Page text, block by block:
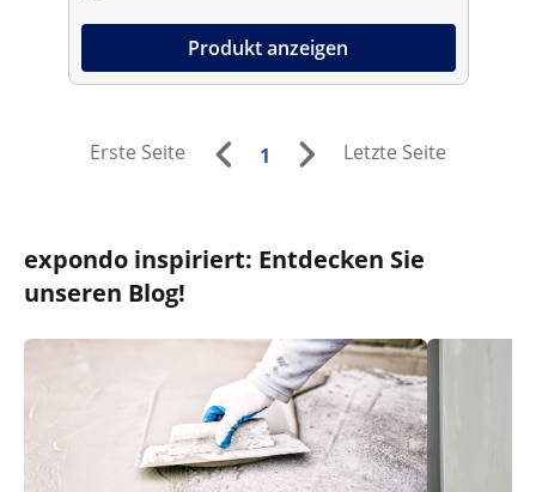
Produkt anzeigen
Erste Seite 1 Letzte Seite
expondo inspiriert: Entdecken Sie
unseren Blog!